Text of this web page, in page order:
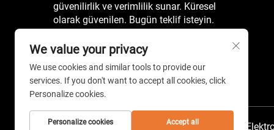
güvenilirlik ve verimlilik sunar. Küresel
olarak güvenilen. Bugün teklif isteyin.
Telif hakkı © 2026 China Taizhou HarsMarg
We value your privacy
We use cookies and similar tools to provide our
services. If you don't want to accept all cookies, click
Personalize cookies.
Personalize cookies Accept all